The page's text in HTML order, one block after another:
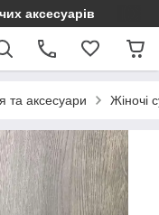
аксесуарів
та аксесуари Жіночі